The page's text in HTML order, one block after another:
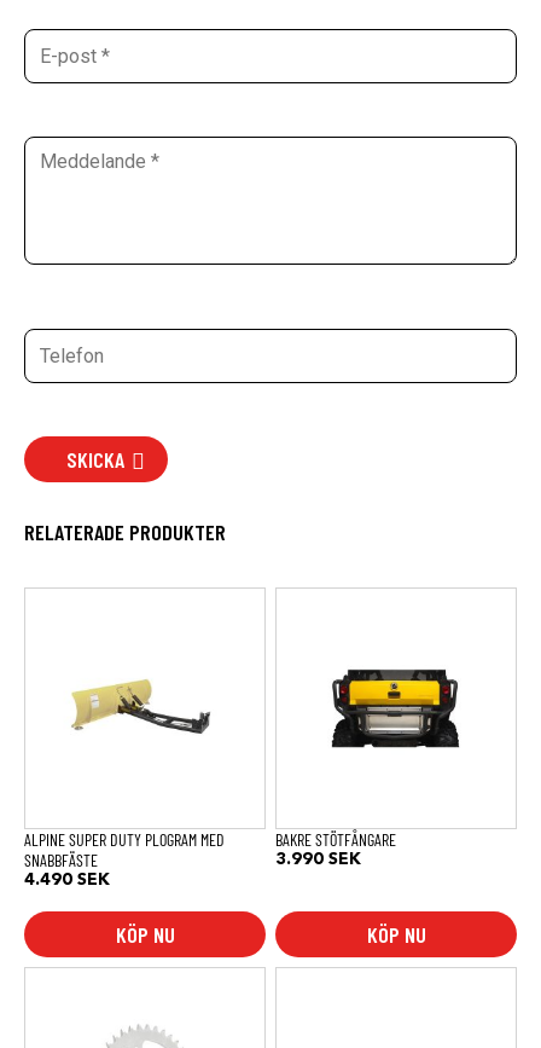
SKICKA
RELATERADE PRODUKTER
ALPINE SUPER DUTY PLOGRAM MED
SNABBFÄSTE
4.490 SEK
KÖP NU
BAKRE STÖTFÅNGARE
3.990 SEK
KÖP NU